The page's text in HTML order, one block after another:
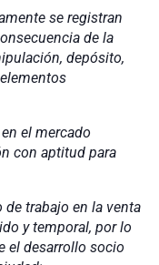
se registran
de la
depósito,
con aptitud para
en la venta
y temporal, por lo
el desarrollo socio